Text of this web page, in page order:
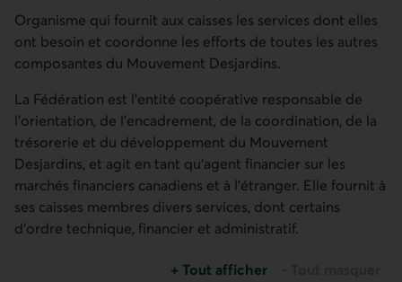
Organisme qui fournit aux caisses les services dont elles
ont besoin et coordonne les efforts de toutes les autres
composantes du Mouvement Desjardins.
La Fédération est l'entité coopérative responsable de
l'orientation, de l'encadrement, de la coordination, de la
trésorerie et du développement du Mouvement
Desjardins, et agit en tant qu'agent financier sur les
marchés financiers canadiens et à l'étranger. Elle fournit à
ses caisses membres divers services, dont certains
d'ordre technique, financier et administratif.
+ Tout afficher